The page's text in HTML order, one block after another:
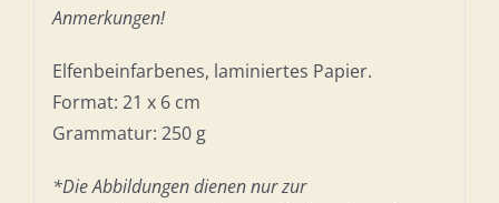
Anmerkungen!
Elfenbeinfarbenes, laminiertes Papier.
Format: 21 x 6 cm
Grammatur: 250 g
*Die Abbildungen dienen nur zur